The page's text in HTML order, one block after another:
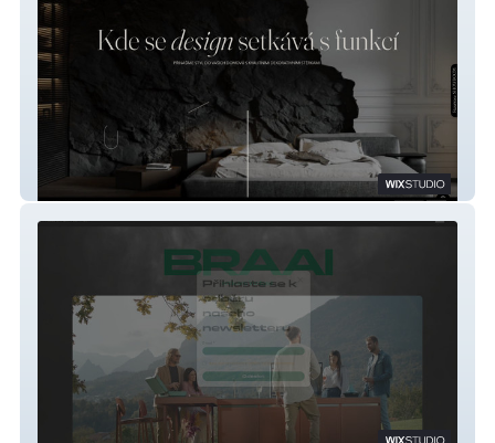
Colori Creativi